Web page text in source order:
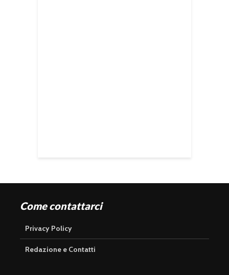
Come contattarci
Privacy Policy
Redazione e Contatti